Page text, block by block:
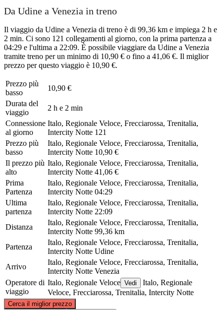
Da Udine a Venezia in treno
Il viaggio da Udine a Venezia di treno è di 99,36 km e impiega 2 h e
2 min. Ci sono 121 collegamenti al giorno, con la prima partenza a
04:29 e l'ultima a 22:09. È possibile viaggiare da Udine a Venezia
tramite treno per un minimo di 10,90 € o fino a 41,06 €. Il miglior
prezzo per questo viaggio è 10,90 €.
Prezzo più
basso
10,90 €
Durata del
viaggio
2 h e 2 min
Connessione
al giorno
Italo, Regionale Veloce, Frecciarossa, Trenitalia,
Intercity Notte 121
Prezzo più
basso
Italo, Regionale Veloce, Frecciarossa, Trenitalia,
Intercity Notte 10,90 €
Il prezzo più
alto
Italo, Regionale Veloce, Frecciarossa, Trenitalia,
Intercity Notte 41,06 €
Prima
Partenza
Italo, Regionale Veloce, Frecciarossa, Trenitalia,
Intercity Notte 04:29
Ultima
partenza
Italo, Regionale Veloce, Frecciarossa, Trenitalia,
Intercity Notte 22:09
Distanza
Italo, Regionale Veloce, Frecciarossa, Trenitalia,
Intercity Notte 99,36 km
Partenza
Italo, Regionale Veloce, Frecciarossa, Trenitalia,
Intercity Notte Udine
Arrivo
Italo, Regionale Veloce, Frecciarossa, Trenitalia,
Intercity Notte Venezia
Operatore di
viaggio
Italo, Regionale Veloce Vedi
Italo, Regionale
Veloce, Frecciarossa, Trenitalia, Intercity Notte
Cerca il miglior prezzo
©CARTO, ©OpenStreetMap contributors